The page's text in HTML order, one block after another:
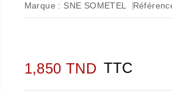
Marque : SNE SOMETEL
1,850 TND TTC